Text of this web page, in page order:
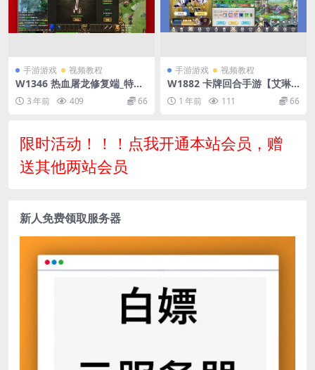
手游游戏 视频教程
W1346 热血屠龙修复端_特色
三网H5全网通剧情闯关传奇游
戏_Linux服务端_通用视频架
3 年前 409 66
手游游戏 视频教程
W1882 卡牌回合手游【艾琳
娜的夜光多区跨服版】最新整
理单机一键即玩镜像端+Linux
建教程+视频教程
1 年前 111 66
限时活动！！！点我开通本站会员，赠
送其他两站会员
新人免费领取服务器